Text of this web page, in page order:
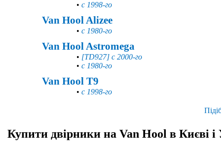
• с 1998-го
Van Hool Alizee
• с 1980-го
Van Hool Astromega
• [TD927] с 2000-го
• с 1980-го
Van Hool T9
• с 1998-го
Купити двірники на Van Hool в Києві і